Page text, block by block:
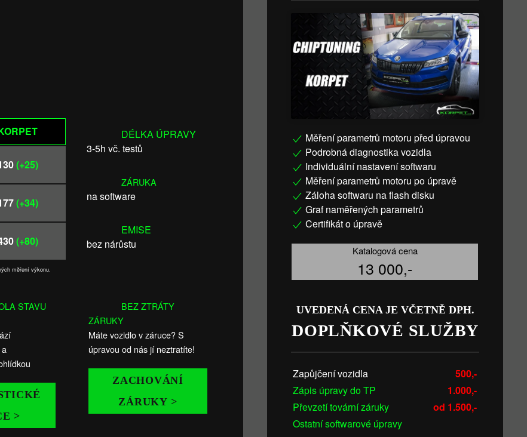
(+25)
(+34)
(+80)
měření výkonu.
DÉLKA ÚPRAVY
3-5h vč. testů
ZÁRUKA
na software
EMISE
bez nárůstu
STAVU
>
BEZ ZTRÁTY
ZÁRUKY
Máte vozidlo v záruce? S
úpravou od nás jí neztratíte!
ZACHOVÁNÍ
ZÁRUKY >
Měření parametrů motoru před úpravou
Podrobná diagnostika vozidla
Individuální nastavení softwaru
Měření parametrů motoru po úpravě
Záloha softwaru na flash disku
Graf naměřených parametrů
Certifikát o úpravě
Katalogová cena
13 000,-
UVEDENÁ CENA JE VČETNĚ DPH.
DOPLŇKOVÉ SLUŽBY
Zapůjčení vozidla
500,-
Zápis úpravy do TP
1.000,-
Převzetí tovární záruky
od 1.500,-
Ostatní softwarové úpravy